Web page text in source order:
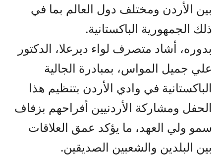
بين الأردن ومختلف دول العالم بما في
ذلك الجمهورية الباكستانية.
بدوره، أشاد متصرف لواء ديرعلا، الدكتور
علي جميل المواس، بمبادرة الجالية
الباكستانية في وادي الأردن بتنظيم هذا
الحفل ومشاركة الأردنيين أفراحهم بزفاف
سمو ولي العهد، ما يؤكد عمق العلاقات
بين البلدين والشعبين الصديقين.